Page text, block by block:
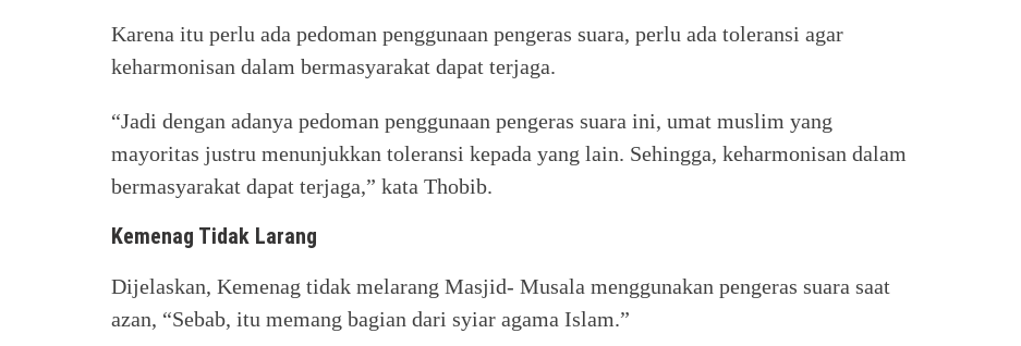
Karena itu perlu ada pedoman penggunaan pengeras suara, perlu ada toleransi agar
keharmonisan dalam bermasyarakat dapat terjaga.
“Jadi dengan adanya pedoman penggunaan pengeras suara ini, umat muslim yang
mayoritas justru menunjukkan toleransi kepada yang lain. Sehingga, keharmonisan dalam
bermasyarakat dapat terjaga,” kata Thobib.
Kemenag Tidak Larang
Dijelaskan, Kemenag tidak melarang Masjid- Musala menggunakan pengeras suara saat
azan, “Sebab, itu memang bagian dari syiar agama Islam.”